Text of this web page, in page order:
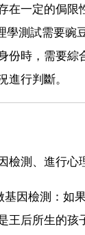
在一定的侷限
測試需要豌
份時，需要綜
進行判斷。
檢測、進行心
基因檢測：如
王后所生的孩